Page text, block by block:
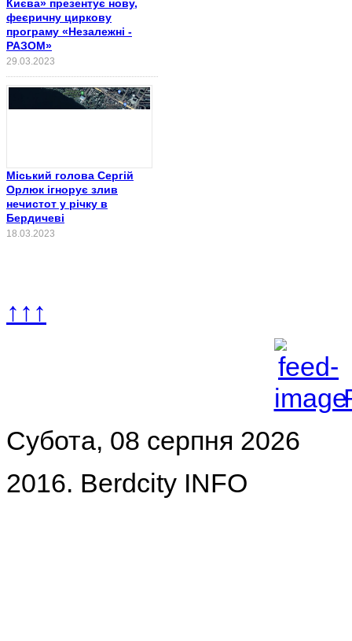
Києва» презентує нову,
феєричну циркову
програму «Незалежні -
РАЗОМ»
29.03.2023
Міський голова Сергій
Орлюк ігнорує злив
нечистот у річку в
Бердичеві
18.03.2023
↑↑↑
Субота, 08 серпня 2026
2016. Berdcity INFO